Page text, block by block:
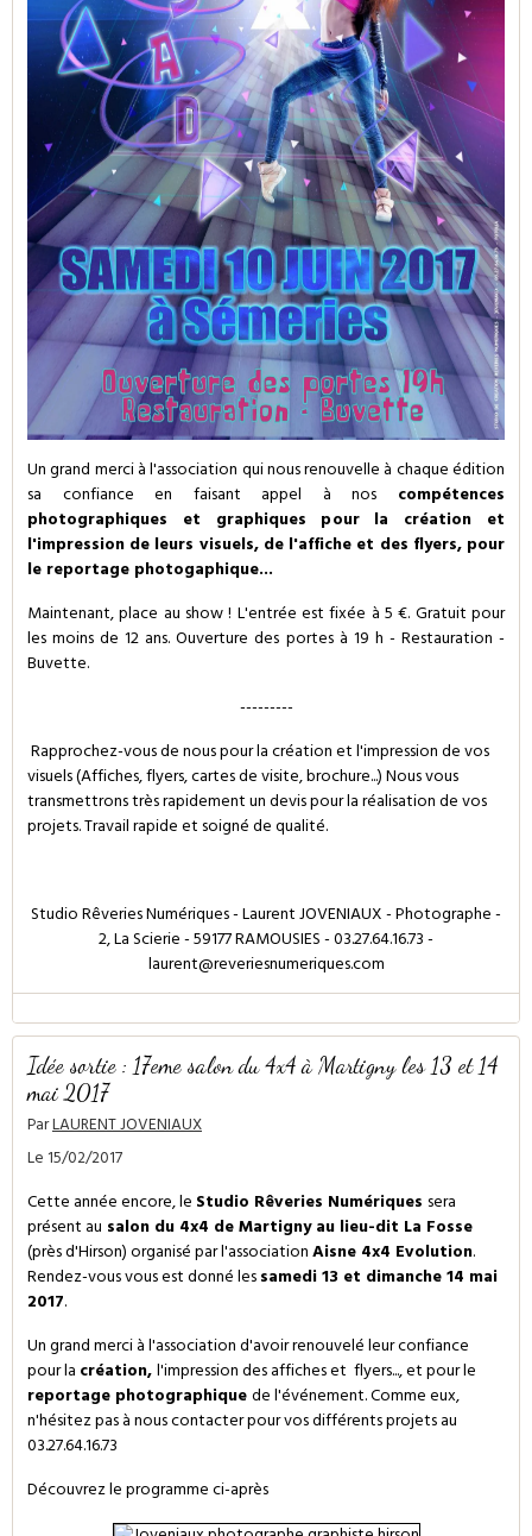
Un grand merci à l'association qui nous renouvelle à chaque édition
sa confiance en faisant appel à nos compétences
photographiques et graphiques pour la création et
l'impression de leurs visuels, de l'affiche et des flyers, pour
le reportage photogaphique...
Maintenant, place au show ! L'entrée est fixée à 5 €. Gratuit pour
les moins de 12 ans. Ouverture des portes à 19 h - Restauration -
Buvette.
---------
Rapprochez-vous de nous pour la création et l'impression de vos
visuels (Affiches, flyers, cartes de visite, brochure...) Nous vous
transmettrons très rapidement un devis pour la réalisation de vos
projets. Travail rapide et soigné de qualité.
Studio Rêveries Numériques - Laurent JOVENIAUX - Photographe -
2, La Scierie - 59177 RAMOUSIES - 03.27.64.16.73 -
laurent@reveriesnumeriques.com
Idée sortie : 17eme salon du 4x4 à Martigny les 13 et 14
mai 2017
ParLAURENT JOVENIAUX
Le 15/02/2017
Cette année encore, leStudio Rêveries Numériques sera
présent au salon du 4x4 de Martigny au lieu-dit La Fosse
(près d'Hirson) organisé par l'associationAisne 4x4 Evolution.
Rendez-vous vous est donné lessamedi 13 et dimanche 14 mai
2017.
Un grand merci à l'association d'avoir renouvelé leur confiance
pour lacréation,l'impression des affiches et flyers..., et pour le
reportage photographiquede l'événement. Comme eux,
n'hésitez pas à nous contacter pour vos différents projets au
03.27.64.16.73
Découvrez le programme ci-après